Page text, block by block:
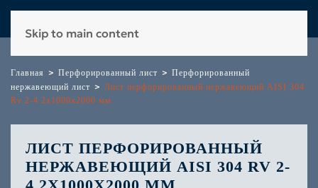
Skip to main content
Главная Перфорированный лист
Перфорированный
нержавеющий лист
Лист перфорированный нержавеющий AISI 304
Rv 2-4 2х1000х2000 мм
ЛИСТ ПЕРФОРИРОВАННЫЙ
НЕРЖАВЕЮЩИЙ AISI 304 RV 2-